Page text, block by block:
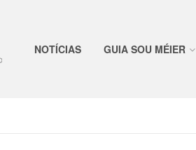
NOTÍCIAS GUIA SOU MÉIER